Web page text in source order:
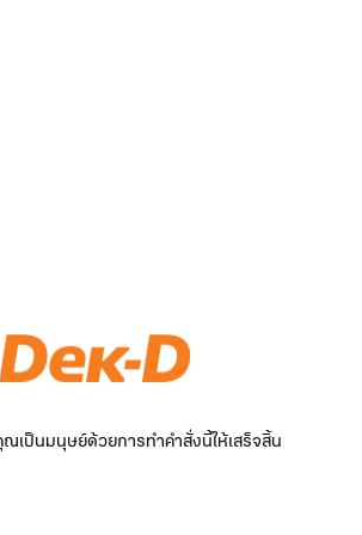
เป็นมนุษย์ด้วยการทำคำสั่งนี้ให้เสร็จสิ้น